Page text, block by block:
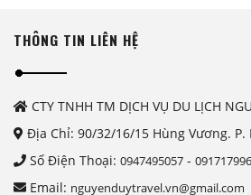
THÔNG TIN LIÊN HỆ
CTY TNHH TM DỊCH VỤ DU LỊCH
Địa Chỉ: 90/32/16/15 Hùng Vương. P.
Số Điện Thoại: 0947495057 -
Email: nguyenduytravel.vn@gmail.com